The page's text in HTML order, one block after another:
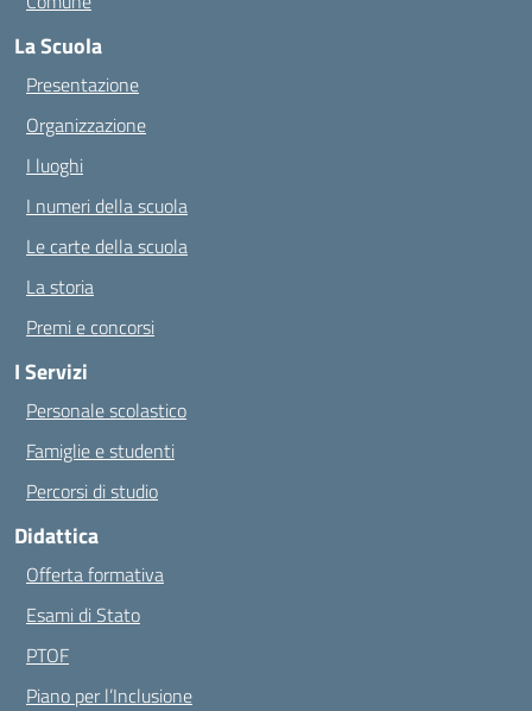
La Scuola
Presentazione
Organizzazione
I luoghi
I numeri della scuola
Le carte della scuola
La storia
Premi e concorsi
I Servizi
Personale scolastico
Famiglie e studenti
Percorsi di studio
Didattica
Offerta formativa
Esami di Stato
PTOF
Piano per l’Inclusione